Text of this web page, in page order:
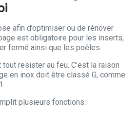
afin d’optimiser ou de rénover
est obligatoire pour les inserts,
fermé ainsi que les poêles.
resister au feu. C’est la raison
en inox doit être classé G, comme
plusieurs fonctions: